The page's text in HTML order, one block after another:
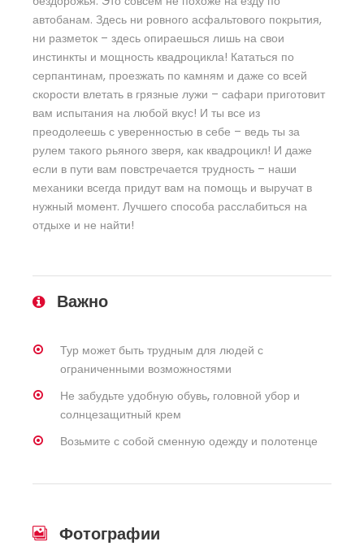
автобанам. Здесь ни ровного асфальтового покрытия,
ни разметок – здесь опираешься лишь на свои
инстинкты и мощность квадроцикла! Кататься по
серпантинам, проезжать по камням и даже со всей
скорости влетать в грязные лужи – сафари приготовит
вам испытания на любой вкус! И ты все из
преодолеешь с уверенностью в себе – ведь ты за
рулем такого рьяного зверя, как квадроцикл! И даже
если в пути вам повстречается трудность – наши
механики всегда придут вам на помощь и выручат в
нужный момент. Лучшего способа расслабиться на
отдыхе и не найти!
Важно
Тур может быть трудным для людей с
ограниченными возможностями
Не забудьте удобную обувь, головной убор и
солнцезащитный крем
Возьмите с собой сменную одежду и полотенце
Фотографии